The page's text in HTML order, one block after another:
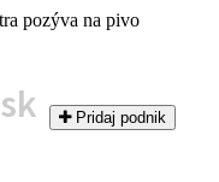
pozýva na pivo
Pridaj podnik